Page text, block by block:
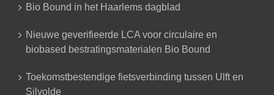
Bio Bound in het Haarlems dagblad
Nieuwe geverifieerde LCA voor circulaire en
biobased bestratingsmaterialen Bio Bound
Toekomstbestendige fietsverbinding tussen Ulft en
Silvolde